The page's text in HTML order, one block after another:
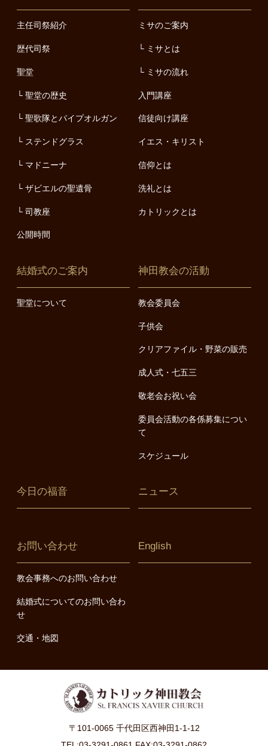
主任司祭紹介
歴代司祭
聖堂
聖堂の歴史
聖歌隊とパイプオルガン
ステンドグラス
マドニーナ
ザビエルの聖遺骨
司教座
公開時間
ミサのご案内
ミサとは
ミサの流れ
入門講座
信徒向け講座
イエス・キリスト
信仰とは
洗礼とは
カトリックとは
結婚式のご案内
聖堂について
神田教会の活動
教会委員会
子供会
クリアファイル・野菜の販売
成人式・七五三
敬老会お祝い会
委員会活動の各係募集につい
て
スケジュール
今日の福音 ニュース
お問い合わせ
教会事務へのお問い合わせ
結婚式についてのお問い合わ
せ
交通・地図
English
〒101-0065 千代田区西神田1-1-12